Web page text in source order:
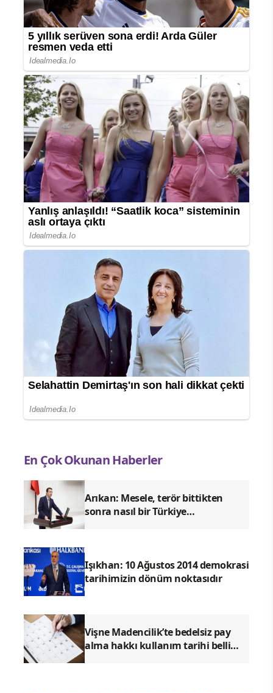
En Çok Okunan Haberler
Arıkan: Mesele, terör bittikten
sonra nasıl bir Türkiye
Işıkhan: 10 Ağustos 2014 demokrasi
tarihimizin dönüm noktasıdır
Vişne Madencilik’te bedelsiz pay
alma hakkı kullanım tarihi belli